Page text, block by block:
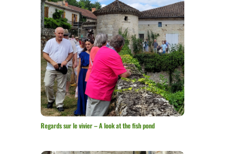
Regards sur le vivier – A look at the fish pond